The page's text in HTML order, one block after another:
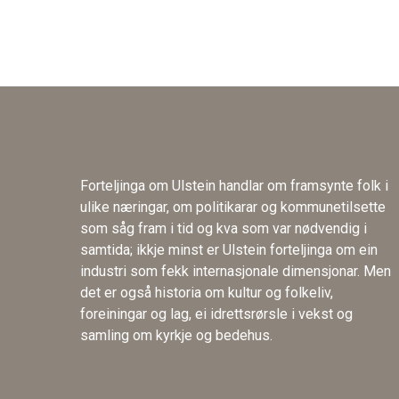
Forteljinga om Ulstein handlar om framsynte folk i
ulike næringar, om politikarar og kommunetilsette
som såg fram i tid og kva som var nødvendig i
samtida; ikkje minst er Ulstein forteljinga om ein
industri som fekk internasjonale dimensjonar. Men
det er også historia om kultur og folkeliv,
foreiningar og lag, ei idrettsrørsle i vekst og
samling om kyrkje og bedehus.